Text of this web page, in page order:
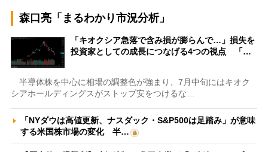
森口亮「まるわかり市況分析」
「キオクシア急落で含み損が膨らんで…」損失を
投資家としての成長につなげる4つの視点 「…
半導体株を中心に相場の調整色が強まり、7月中旬にはキオク
シアホールディングスがストップ安をつけるな…
「NYダウは高値更新、ナスダック・S&P500は足踏み」が意味
する米国株市場の変化 半…